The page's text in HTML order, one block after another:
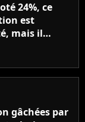
24%, ce
est
mais il
pire à
gâchées par